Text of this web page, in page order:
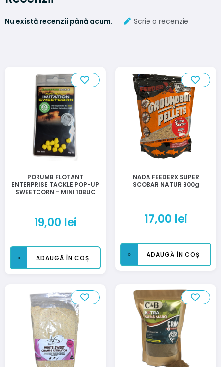
Nu există recenzii până acum. Scrie o recenzie
PORUMB FLOTANT
ENTERPRISE TACKLE POP-UP
SWEETCORN - MINI 10BUC
19,00 lei
ADAUGĂ ÎN COȘ
NADA FEEDERX SUPER
SCOBAR NATUR 900g
17,00 lei
ADAUGĂ ÎN COȘ